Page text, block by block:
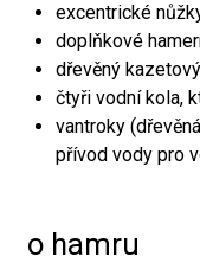
excentrické
doplňkové
dřevěný
čtyři vodní kola,
vantroky
přívod vody pro
o hamru